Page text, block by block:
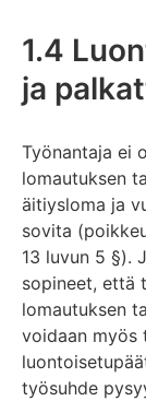
1.4
ja
Työnantaja ei
lomautuksen
äitiysloma ja
sovita
13 luvun 5 §).
sopineet, että
lomautuksen
voidaan myös
työsuhde